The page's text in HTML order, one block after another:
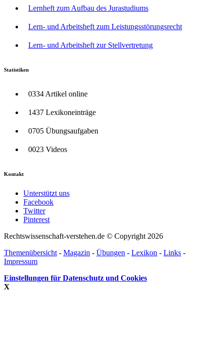
Lernheft zum Aufbau des Jurastudiums
Lern- und Arbeitsheft zum Leistungsstörungsrecht
Lern- und Arbeitsheft zur Stellvertretung
Statistiken
0334 Artikel online
1437 Lexikoneinträge
0705 Übungsaufgaben
0023 Videos
Kontakt
Unterstützt uns
Facebook
Twitter
Pinterest
Rechtswissenschaft-verstehen.de © Copyright 2026
Themenübersicht - Magazin - Übungen - Lexikon - Links -
Impressum
Einstellungen für Datenschutz und Cookies
X